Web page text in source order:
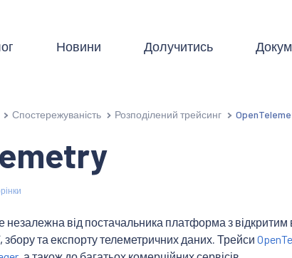
Новини Долучитись
Спостережуваність Розподілений трейсинг
незалежна від постачальника платформа з
збору та експорту телеметричних даних. Трейси